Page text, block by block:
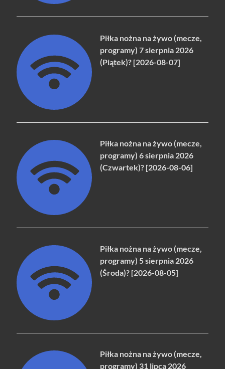
Piłka nożna na żywo (mecze,
programy) 7 sierpnia 2026
(Piątek)? [2026-08-07]
Piłka nożna na żywo (mecze,
programy) 6 sierpnia 2026
(Czwartek)? [2026-08-06]
Piłka nożna na żywo (mecze,
programy) 5 sierpnia 2026
(Środa)? [2026-08-05]
Piłka nożna na żywo (mecze,
programy) 31 lipca 2026